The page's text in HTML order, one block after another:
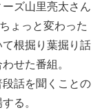
ーズ山里亮太さん
ょっと変わった
根掘り葉掘り話
せた番組。
段話を聞くことの
る。